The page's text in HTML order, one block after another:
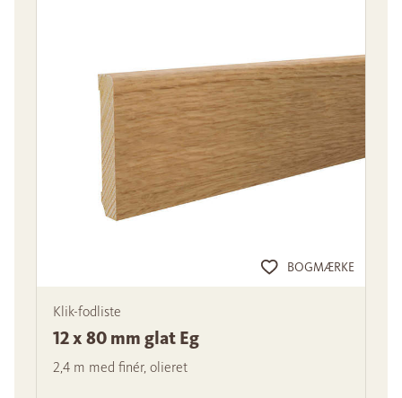
BOGMÆRKE
Klik-fodliste
12 x 80 mm glat Eg
2,4 m med finér, olieret